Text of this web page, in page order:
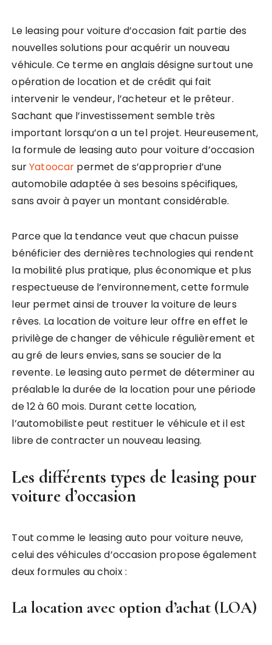
Le leasing pour voiture d’occasion fait partie des
nouvelles solutions pour acquérir un nouveau
véhicule. Ce terme en anglais désigne surtout une
opération de location et de crédit qui fait
intervenir le vendeur, l’acheteur et le prêteur.
Sachant que l’investissement semble très
important lorsqu’on a un tel projet. Heureusement,
la formule de leasing auto pour voiture d’occasion
surYatoocar permet de s’approprier d’une
automobile adaptée à ses besoins spécifiques,
sans avoir à payer un montant considérable.
Parce que la tendance veut que chacun puisse
bénéficier des dernières technologies qui rendent
la mobilité plus pratique, plus économique et plus
respectueuse de l’environnement, cette formule
leur permet ainsi de trouver la voiture de leurs
rêves. La location de voiture leur offre en effet le
privilège de changer de véhicule régulièrement et
au gré de leurs envies, sans se soucier de la
revente. Le leasing auto permet de déterminer au
préalable la durée de la location pour une période
de 12 à 60 mois. Durant cette location,
l’automobiliste peut restituer le véhicule et il est
libre de contracter un nouveau leasing.
Les différents types de leasing pour
voiture d’occasion
Tout comme le leasing auto pour voiture neuve,
celui des véhicules d’occasion propose également
deux formules au choix :
La location avec option d’achat (LOA)